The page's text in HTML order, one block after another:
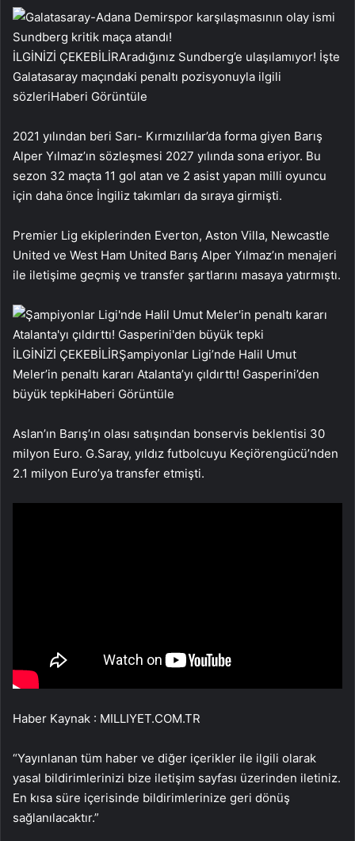
İLGİNİZİ ÇEKEBİLİRAradığınız Sundberg’e ulaşılamıyor! İşte
Galatasaray maçındaki penaltı pozisyonuyla ilgili
sözleriHaberi Görüntüle
2021 yılından beri Sarı- Kırmızılılar’da forma giyen Barış
Alper Yılmaz’ın sözleşmesi 2027 yılında sona eriyor. Bu
sezon 32 maçta 11 gol atan ve 2 asist yapan milli oyuncu
için daha önce İngiliz takımları da sıraya girmişti.
Premier Lig ekiplerinden Everton, Aston Villa, Newcastle
United ve West Ham United Barış Alper Yılmaz’ın menajeri
ile iletişime geçmiş ve transfer şartlarını masaya yatırmıştı.
İLGİNİZİ ÇEKEBİLİRŞampiyonlar Ligi’nde Halil Umut
Meler’in penaltı kararı Atalanta’yı çıldırttı! Gasperini’den
büyük tepkiHaberi Görüntüle
Aslan’ın Barış’ın olası satışından bonservis beklentisi 30
milyon Euro. G.Saray, yıldız futbolcuyu Keçiörengücü’nden
2.1 milyon Euro’ya transfer etmişti.
Haber Kaynak : MILLIYET.COM.TR
“Yayınlanan tüm haber ve diğer içerikler ile ilgili olarak
yasal bildirimlerinizi bize iletişim sayfası üzerinden iletiniz.
En kısa süre içerisinde bildirimlerinize geri dönüş
sağlanılacaktır.”